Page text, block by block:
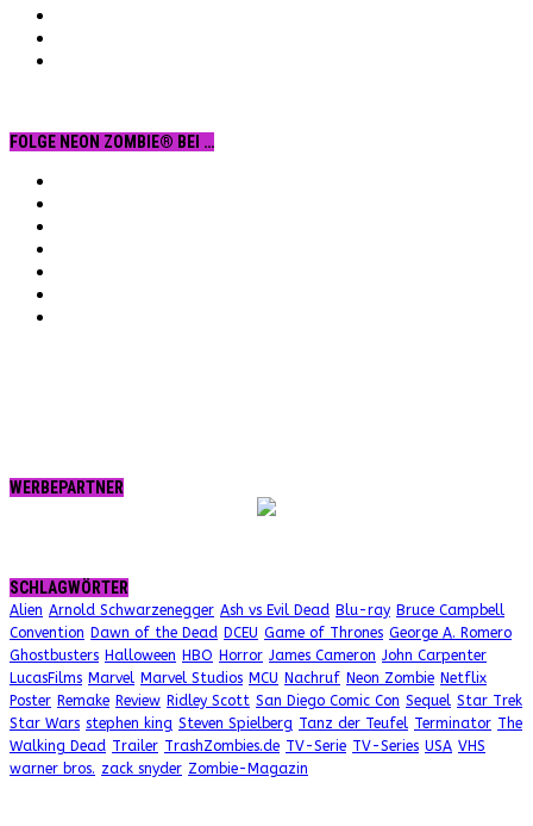
FOLGE NEON ZOMBIE® BEI …
WERBEPARTNER
SCHLAGWÖRTER
Alien Arnold Schwarzenegger Ash vs Evil Dead Blu-ray Bruce Campbell
Convention Dawn of the Dead DCEU Game of Thrones George A. Romero
Ghostbusters Halloween HBO Horror James Cameron John Carpenter
LucasFilms Marvel Marvel Studios MCU Nachruf Neon Zombie Netflix
Poster Remake Review Ridley Scott San Diego Comic Con Sequel Star Trek
Star Wars stephen king Steven Spielberg Tanz der Teufel Terminator The
Walking Dead Trailer TrashZombies.de TV-Serie TV-Series USA VHS
warner bros. zack snyder Zombie-Magazin